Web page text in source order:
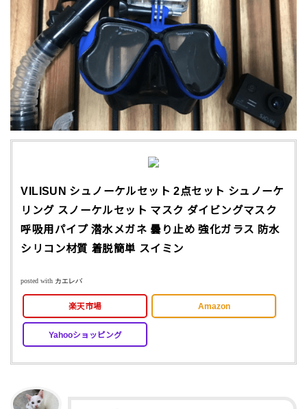
VILISUN シュノーケルセット 2点セット シュノーケ
リング スノーケルセット マスク ダイビングマスク
呼吸用パイプ 潜水メガネ 曇り止め 強化ガラス 防水
シリコン材質 着脱簡単 スイミン
posted with カエレバ
楽天市場 Amazon
Yahooショッピング